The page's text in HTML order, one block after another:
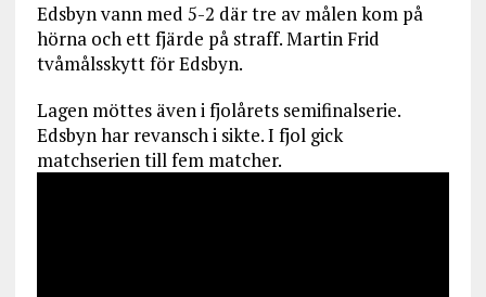
Edsbyn vann med 5-2 där tre av målen kom på
hörna och ett fjärde på straff. Martin Frid
tvåmålsskytt för Edsbyn.
Lagen möttes även i fjolårets semifinalserie.
Edsbyn har revansch i sikte. I fjol gick
matchserien till fem matcher.